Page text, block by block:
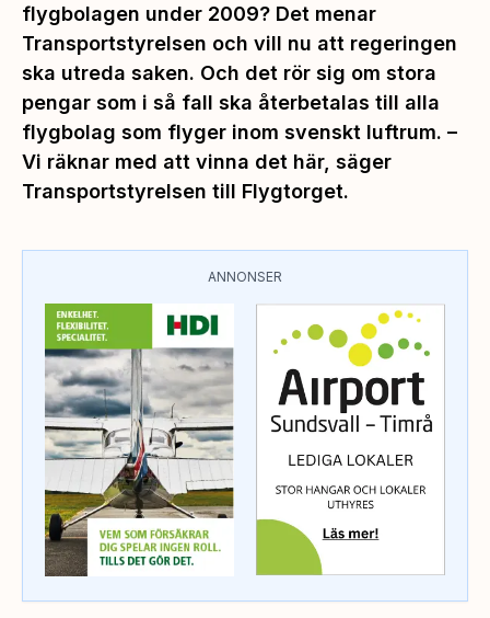
flygbolagen under 2009? Det menar
Transportstyrelsen och vill nu att regeringen
ska utreda saken. Och det rör sig om stora
pengar som i så fall ska återbetalas till alla
flygbolag som flyger inom svenskt luftrum. –
Vi räknar med att vinna det här, säger
Transportstyrelsen till Flygtorget.
ANNONSER